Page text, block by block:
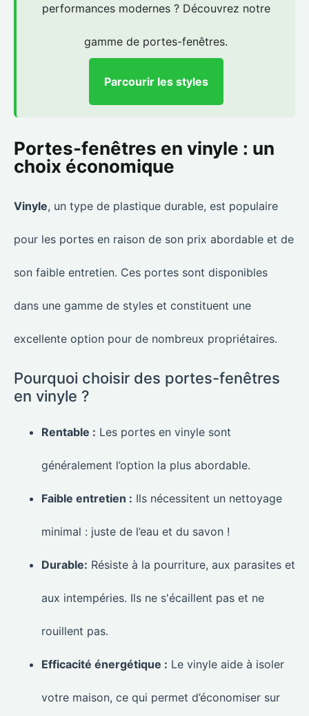
performances modernes ? Découvrez notre
gamme de portes-fenêtres.
Parcourir les styles
Portes-fenêtres en vinyle : un
choix économique
Vinyle, un type de plastique durable, est populaire
pour les portes en raison de son prix abordable et de
son faible entretien. Ces portes sont disponibles
dans une gamme de styles et constituent une
excellente option pour de nombreux propriétaires.
Pourquoi choisir des portes-fenêtres
en vinyle ?
Rentable : Les portes en vinyle sont
généralement l’option la plus abordable.
Faible entretien : Ils nécessitent un nettoyage
minimal : juste de l’eau et du savon !
Durable: Résiste à la pourriture, aux parasites et
aux intempéries. Ils ne s'écaillent pas et ne
rouillent pas.
Efficacité énergétique : Le vinyle aide à isoler
votre maison, ce qui permet d’économiser sur